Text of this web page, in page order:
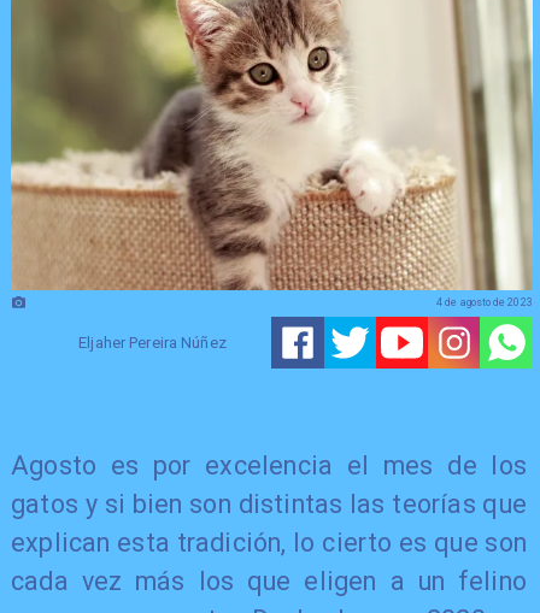
Eljaher Pereira Núñez
4 de agosto de 2023
Agosto es por excelencia el mes de los
gatos y si bien son distintas las teorías que
explican esta tradición, lo cierto es que son
cada vez más los que eligen a un felino